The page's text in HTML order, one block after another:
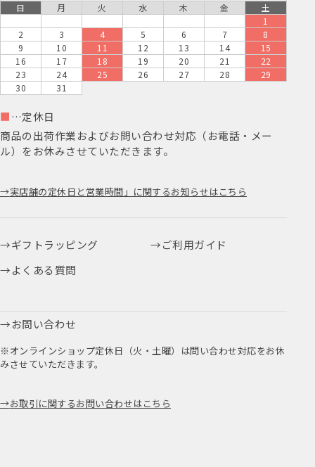
日 月 火 水 木 金
土
1
2
3 4 5 6 7
8
9
10 11 12 13 14
15
16
17 18 19 20 21
22
23
24 25 26 27 28
29
30
31
■ …定休日
商品の出荷作業およびお問い合わせ対応（お電話・メー
ル）をお休みさせていただきます。
実店舗の定休日と営業時間」に関するお知らせはこちら
ギフトラッピング
ご利用ガイド
よくある質問
お問い合わせ
※オンラインショップ定休日（火・土曜）は問い合わせ対応をお休
みさせていただきます。
お取引に関するお問い合わせはこちら